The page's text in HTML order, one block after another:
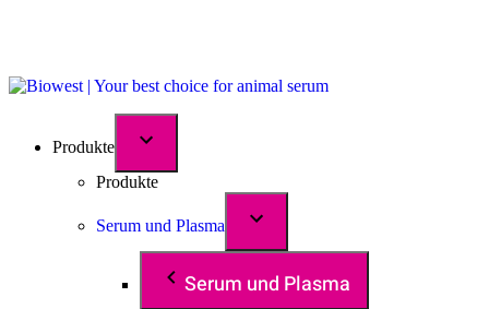
Produkte
Produkte
Serum und Plasma
Serum und Plasma